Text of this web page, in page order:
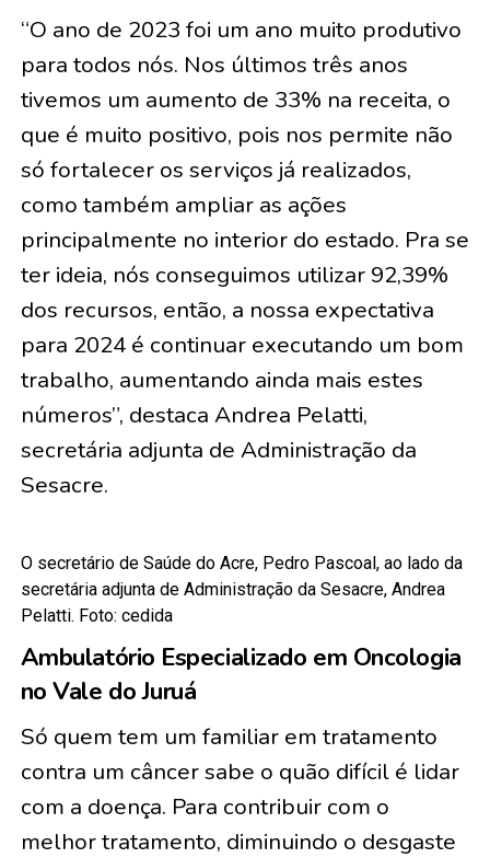
“O ano de 2023 foi um ano muito produtivo
para todos nós. Nos últimos três anos
tivemos um aumento de 33% na receita, o
que é muito positivo, pois nos permite não
só fortalecer os serviços já realizados,
como também ampliar as ações
principalmente no interior do estado. Pra se
ter ideia, nós conseguimos utilizar 92,39%
dos recursos, então, a nossa expectativa
para 2024 é continuar executando um bom
trabalho, aumentando ainda mais estes
números”, destaca Andrea Pelatti,
secretária adjunta de Administração da
Sesacre.
O secretário de Saúde do Acre, Pedro Pascoal, ao lado da
secretária adjunta de Administração da Sesacre, Andrea
Pelatti. Foto: cedida
Ambulatório Especializado em Oncologia
no Vale do Juruá
Só quem tem um familiar em tratamento
contra um câncer sabe o quão difícil é lidar
com a doença. Para contribuir com o
melhor tratamento, diminuindo o desgaste